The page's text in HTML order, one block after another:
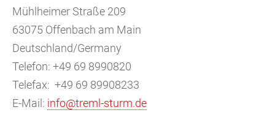
Mühlheimer Straße 209
63075 Offenbach am Main
Deutschland/Germany
Telefon: +49 69 8990820
Telefax: +49 69 89908233
E-Mail: info@treml-sturm.de